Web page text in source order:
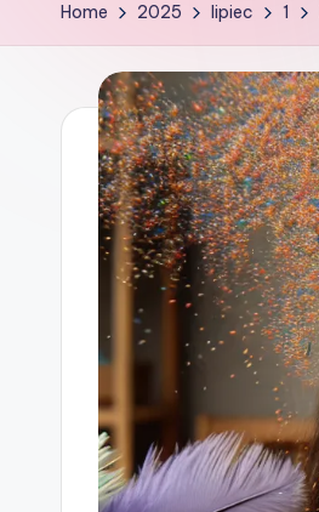
k
w
G
Home 2025 lipiec 1